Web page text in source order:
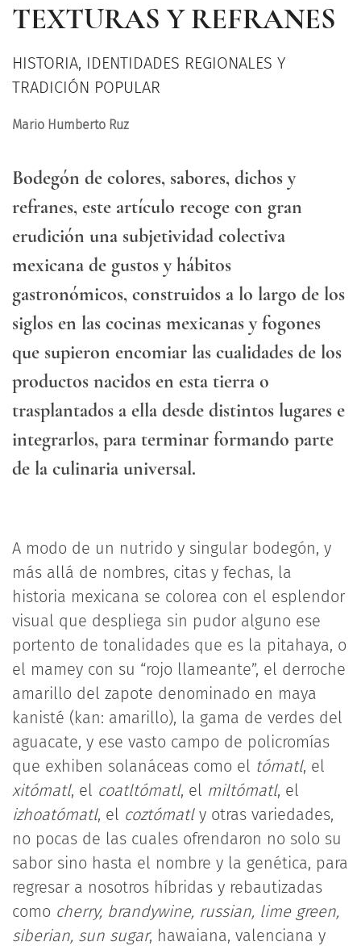
TEXTURAS Y REFRANES
HISTORIA, IDENTIDADES REGIONALES Y
TRADICIÓN POPULAR
Mario Humberto Ruz
Bodegón de colores, sabores, dichos y
refranes, este artículo recoge con gran
erudición una subjetividad colectiva
mexicana de gustos y hábitos
gastronómicos, construidos a lo largo de los
siglos en las cocinas mexicanas y fogones
que supieron encomiar las cualidades de los
productos nacidos en esta tierra o
trasplantados a ella desde distintos lugares e
integrarlos, para terminar formando parte
de la culinaria universal.
A modo de un nutrido y singular bodegón, y
más allá de nombres, citas y fechas, la
historia mexicana se colorea con el esplendor
visual que despliega sin pudor alguno ese
portento de tonalidades que es la pitahaya, o
el mamey con su “rojo llameante”, el derroche
amarillo del zapote denominado en maya
kanisté (kan: amarillo), la gama de verdes del
aguacate, y ese vasto campo de policromías
que exhiben solanáceas como el tómatl, el
xitómatl, el coatltómatl, el miltómatl, el
izhoatómatl, el coztómatly otras variedades,
no pocas de las cuales ofrendaron no solo su
sabor sino hasta el nombre y la genética, para
regresar a nosotros híbridas y rebautizadas
como cherry, brandywine, russian, lime green,
siberian, sun sugar, hawaiana, valenciana y